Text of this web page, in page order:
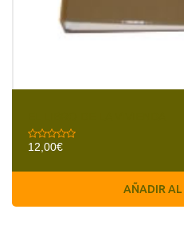
12,00€
AÑADIR